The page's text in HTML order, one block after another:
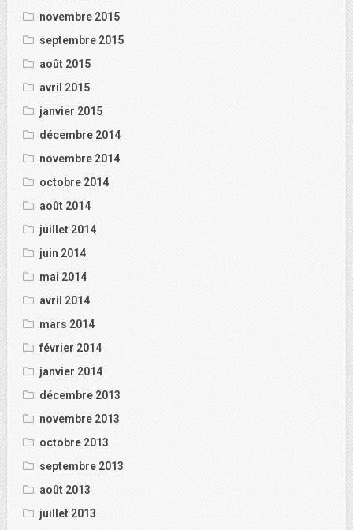
novembre 2015
septembre 2015
août 2015
avril 2015
janvier 2015
décembre 2014
novembre 2014
octobre 2014
août 2014
juillet 2014
juin 2014
mai 2014
avril 2014
mars 2014
février 2014
janvier 2014
décembre 2013
novembre 2013
octobre 2013
septembre 2013
août 2013
juillet 2013